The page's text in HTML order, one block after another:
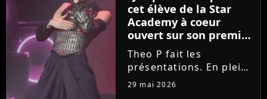
des professeurs...
cet élève de la Star
Academy à coeur
ouvert sur son premier
single intime
Theo P fait les
présentations. En pleine
tournée, l'élève de la
29 mai 2026